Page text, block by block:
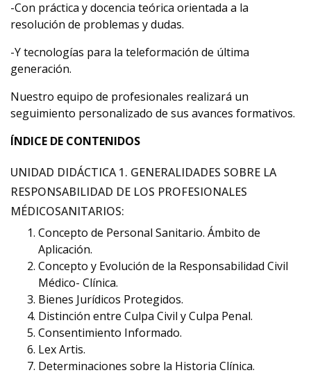
-Con práctica y docencia teórica orientada a la
resolución de problemas y dudas.
-Y tecnologías para la teleformación de última
generación.
Nuestro equipo de profesionales realizará un
seguimiento personalizado de sus avances formativos.
ÍNDICE DE CONTENIDOS
UNIDAD DIDÁCTICA 1. GENERALIDADES SOBRE LA
RESPONSABILIDAD DE LOS PROFESIONALES
MÉDICOSANITARIOS:
Concepto de Personal Sanitario. Ámbito de
Aplicación.
Concepto y Evolución de la Responsabilidad Civil
Médico- Clínica.
Bienes Jurídicos Protegidos.
Distinción entre Culpa Civil y Culpa Penal.
Consentimiento Informado.
Lex Artis.
Determinaciones sobre la Historia Clínica.